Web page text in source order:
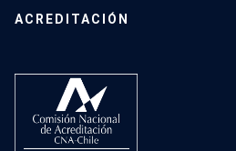
ACREDITACIÓN